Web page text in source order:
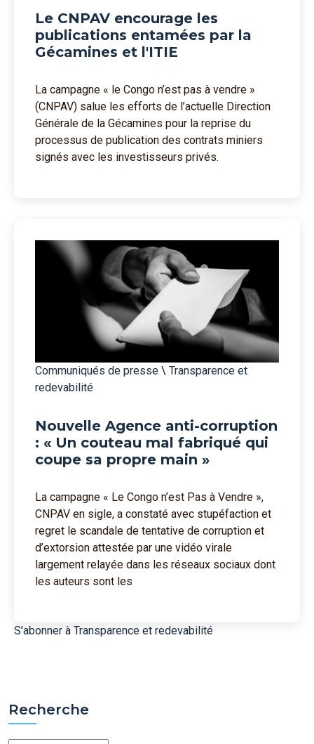
Le CNPAV encourage les
publications entamées par la
Gécamines et l'ITIE
La campagne « le Congo n’est pas à vendre »
(CNPAV) salue les efforts de l’actuelle Direction
Générale de la Gécamines pour la reprise du
processus de publication des contrats miniers
signés avec les investisseurs privés.
Communiqués de presse \ Transparence et
redevabilité
Nouvelle Agence anti-corruption
: « Un couteau mal fabriqué qui
coupe sa propre main »
La campagne « Le Congo n’est Pas à Vendre »,
CNPAV en sigle, a constaté avec stupéfaction et
regret le scandale de tentative de corruption et
d’extorsion attestée par une vidéo virale
largement relayée dans les réseaux sociaux dont
les auteurs sont les
S'abonner à Transparence et redevabilité
Recherche